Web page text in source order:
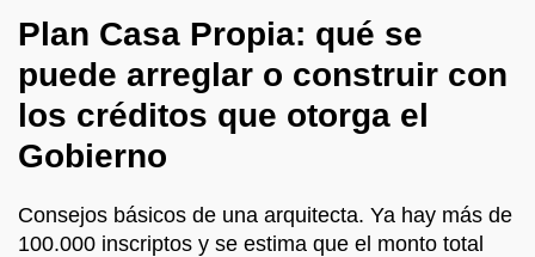
Plan Casa Propia: qué se
puede arreglar o construir con
los créditos que otorga el
Gobierno
Consejos básicos de una arquitecta. Ya hay más de
100.000 inscriptos y se estima que el monto total